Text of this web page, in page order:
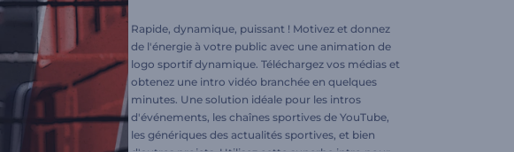
Rapide, dynamique, puissant ! Motivez et donnez
de l'énergie à votre public avec une animation de
logo sportif dynamique. Téléchargez vos médias et
obtenez une intro vidéo branchée en quelques
minutes. Une solution idéale pour les intros
d'événements, les chaînes sportives de YouTube,
les génériques des actualités sportives, et bien